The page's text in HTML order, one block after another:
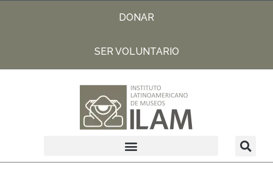
DONAR
SER VOLUNTARIO